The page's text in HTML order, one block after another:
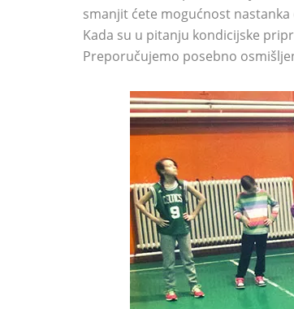
smanjit ćete mogućnost
Kada su u pitanju kondicijske
Preporučujemo posebno